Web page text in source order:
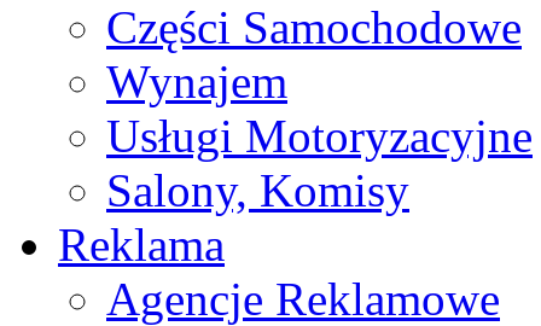
Części Samochodowe
Wynajem
Usługi Motoryzacyjne
Salony, Komisy
Reklama
Agencje Reklamowe